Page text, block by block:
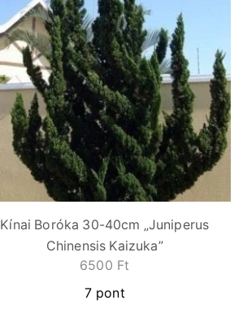
Kínai Boróka 30-40cm „Juniperus
Chinensis Kaizuka”
6500 Ft
7 pont